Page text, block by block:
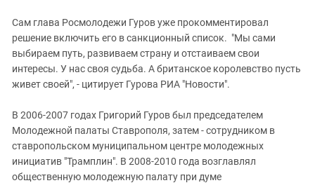
Сам глава Росмолодежи Гуров уже прокомментировал
решение включить его в санкционный список. "Мы сами
выбираем путь, развиваем страну и отстаиваем свои
интересы. У нас своя судьба. А британское королевство пусть
живет своей", - цитирует Гурова РИА "Новости".
В 2006-2007 годах Григорий Гуров был председателем
Молодежной палаты Ставрополя, затем - сотрудником в
ставропольском муниципальном центре молодежных
инициатив "Трамплин". В 2008-2010 года возглавлял
общественную молодежную палату при думе